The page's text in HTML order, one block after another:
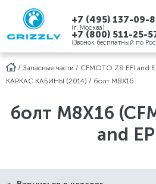
+7 (495) 137-09-
(г. Москва)
+7 (800) 511-25-
(Звонок бесплатный по
/ Запасные части / CFMOTO Z8 EFI and
КАРКАС КАБИНЫ (2014) / болт M8X16
болт M8X16
and